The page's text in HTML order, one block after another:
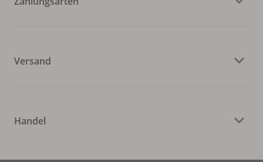
Versand
Handel